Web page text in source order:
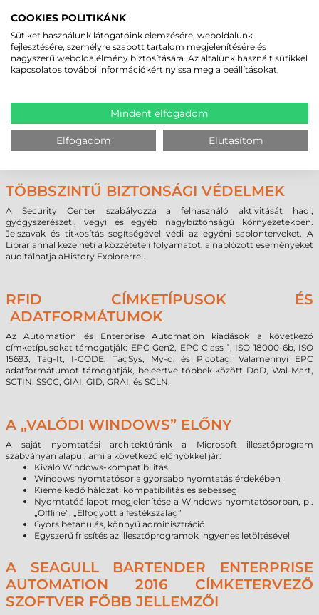
táblázatokhoz és adatbázisokhoz. Ez magában foglalja a Microsoft
adatformátumhoz – beleértve a nem Windows-alapúakat is, pl. LINUX,
AS/400, Oracle stb. A BarTender támogatja a tervezés közbeni
adatmegtekintést és a nyomtatás idejű adatösszefűzést.
KÁRTYANYOMTATÁS ÉS KÓDOLÁS
A BarTender 10-es verziója hatékony funkciókat biztosít az
azonosítókártyák, belépőkártyák, tagkártyák és bármilyen
plasztikkártya tervezéséhez, nyomtatásához és kódolásához.
TÖBBSZINTŰ BIZTONSÁGI VÉDELMEK
A Security Center szabályozza a felhasználó aktivitását hadi,
gyógyszerészeti, vegyi és egyéb nagybiztonságú környezetekben.
Jelszavak és titkosítás segítségével védi az egyéni sablonterveket. A
Librariannal kezelheti a közzétételi folyamatot, a naplózott eseményeket
auditálhatja aHistory Explorerrel.
RFID CÍMKETÍPUSOK ÉS
ADATFORMÁTUMOK
Az Automation és Enterprise Automation kiadások a következő
címketípusokat támogatják: EPC Gen2, EPC Class 1, ISO 18000-6b, ISO
15693, Tag-It, I-CODE, TagSys, My-d, és Picotag. Valamennyi EPC
adatformátumot támogatják, beleértve többek között DoD, Wal-Mart,
SGTIN, SSCC, GIAI, GID, GRAI, és SGLN.
A „VALÓDI WINDOWS” ELŐNY
A saját nyomtatási architektúránk a Microsoft illesztőprogram
szabványán alapul, ami a következő előnyökkel jár:
Kiváló Windows-kompatibilitás
Windows nyomtatósor a gyorsabb nyomtatás érdekében
Kiemelkedő hálózati kompatibilitás és sebesség
Nyomtatóállapot megjelenítése a Windows nyomtatósorban, pl.
„Offline”, „Elfogyott a festékszalag”
Gyors betanulás, könnyű adminisztráció
Egyszerű frissítés az illesztőprogramok ingyenes letöltésével
A SEAGULL BARTENDER ENTERPRISE
AUTOMATION 2016 CÍMKETERVEZŐ
SZOFTVER FŐBB JELLEMZŐI
COOKIES POLITIKÁNK
Sütiket használunk látogatóink elemzésére, weboldalunk
fejlesztésére, személyre szabott tartalom megjelenítésére és
nagyszerű weboldalélmény biztosítására. Az általunk használt sütikkel
kapcsolatos további információkért nyissa meg a beállításokat.
Mindent elfogadom
Elfogadom Elutasítom